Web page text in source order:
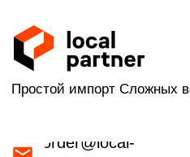
+7 919 9999 537 Россия, Москва /
Простой импорт Сложных вещей